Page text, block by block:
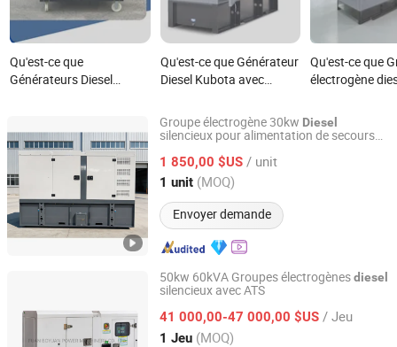
Qu'est-ce que
Générateurs Diesel
12kVA 15kVA
Fournisseurs de
centrales électriques
pour usage domestique
Générateur
Qu'est-ce que Générateur
Diesel Kubota avec
20kw 30kw 40kw 50kVA
Qu'est-ce que
électrogène
Perkins
20kVA 30kVA
Groupe électrogène 30kw Diesel
silencieux pour alimentation de secours
1 850,00 $US / unit
1 unit (MOQ)
Envoyer demande
Fujian Yukun Qiangwei Motor Co., Ltd
Fujian, China Depuis 2018
50kw 60kVA Groupes électrogènesdiesel
silencieux avec ATS
41 000,00-47 000,00 $US / Jeu
1 Jeu (MOQ)
FUAN BOYUAN POWER MACHINERY CO., LTD.
Fujian, China Depuis 2015